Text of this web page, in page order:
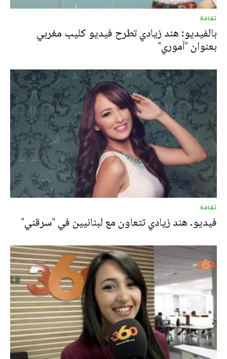
ثقافة
بالفيديو: هند زيادي تطرح فيديو كليب مغربي
بعنوان "آموري"
ثقافة
فيديو. هند زيادي تتعاون مع لبنانيين في "سرقني"